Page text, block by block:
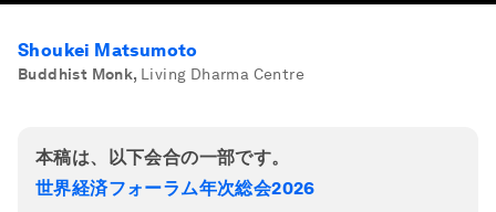
Shoukei Matsumoto
Buddhist Monk, Living Dharma Centre
本稿は、以下会合の一部です。
世界経済フォーラム年次総会2026